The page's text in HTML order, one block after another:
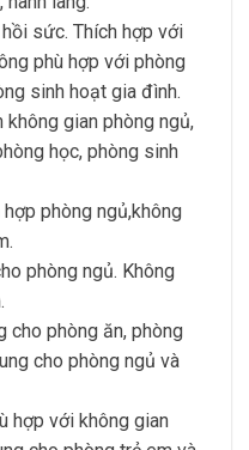
sức. Thích hợp với
phù hợp với phòng
sinh hoạt gia đình.
không gian phòng ngủ,
học, phòng sinh
phòng ngủ,không
phòng ngủ. Không
cho phòng ăn, phòng
cho phòng ngủ và
hợp với không gian